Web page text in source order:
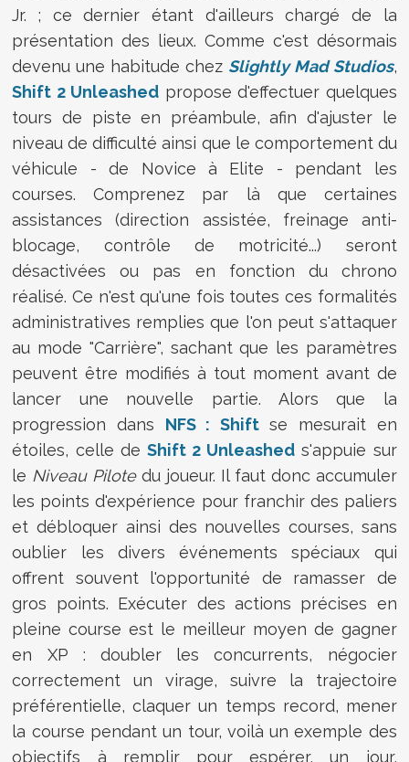
Jr. ; ce dernier étant d'ailleurs chargé de la
présentation des lieux. Comme c'est désormais
devenu une habitude chez Slightly Mad Studios,
Shift 2 Unleashed propose d'effectuer quelques
tours de piste en préambule, afin d'ajuster le
niveau de difficulté ainsi que le comportement du
véhicule - de Novice à Elite - pendant les
courses. Comprenez par là que certaines
assistances (direction assistée, freinage anti-
blocage, contrôle de motricité...) seront
désactivées ou pas en fonction du chrono
réalisé. Ce n'est qu'une fois toutes ces formalités
administratives remplies que l'on peut s'attaquer
au mode "Carrière", sachant que les paramètres
peuvent être modifiés à tout moment avant de
lancer une nouvelle partie. Alors que la
progression dans NFS : Shiftse mesurait en
étoiles, celle de Shift 2 Unleashed s'appuie sur
le Niveau Pilotedu joueur. Il faut donc accumuler
les points d'expérience pour franchir des paliers
et débloquer ainsi des nouvelles courses, sans
oublier les divers événements spéciaux qui
offrent souvent l'opportunité de ramasser de
gros points. Exécuter des actions précises en
pleine course est le meilleur moyen de gagner
en XP : doubler les concurrents, négocier
correctement un virage, suivre la trajectoire
préférentielle, claquer un temps record, mener
la course pendant un tour, voilà un exemple des
objectifs à remplir pour espérer, un jour,